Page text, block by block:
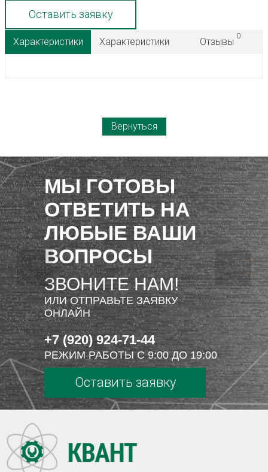
Оставить заявку
Характеристики Характеристики Отзывы
0
Вернуться
МЫ ГОТОВЫ
ОТВЕТИТЬ НА
ЛЮБЫЕ ВАШИ
ВОПРОСЫ
ЗВОНИТЕ НАМ!
ИЛИ ОТПРАВЬТЕ ЗАЯВКУ
ОНЛАЙН
+7 (920) 924-71-44
РЕЖИМ РАБОТЫ С 9:00 ДО 19:00
Оставить заявку